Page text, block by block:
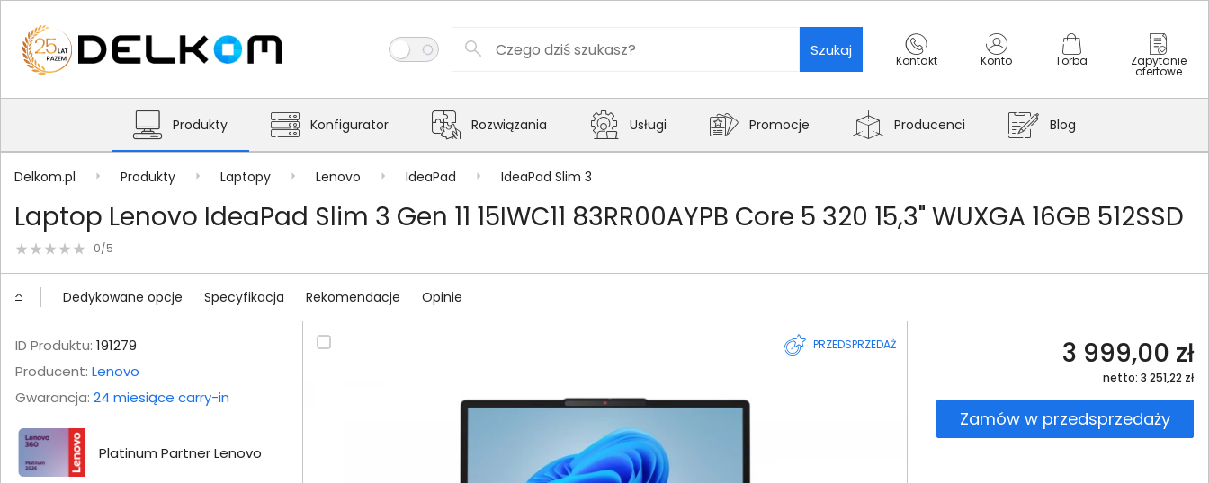
Szukaj
Kontakt Konto Torba Zapytanie
ofertowe
Produkty Konfigurator Rozwiązania Usługi Promocje Producenci Blog
Delkom.pl Produkty Laptopy Lenovo IdeaPad IdeaPad Slim 3
Laptop Lenovo IdeaPad Slim 3 Gen 11 15IWC11 83RR00AYPB Core 5 320 15,3" WUXGA 16GB 512SSD
0/5
Dedykowane opcje Specyfikacja Rekomendacje Opinie
ID Produktu: 191279
Producent: Lenovo
Gwarancja: 24 miesiące carry-in
Platinum Partner Lenovo
PRZEDSPRZEDAŻ 3 999,00 zł
netto: 3 251,22 zł
Zamów w przedsprzedaży